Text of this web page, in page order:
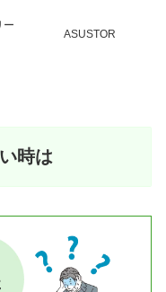
ー
ASUSTOR
時は